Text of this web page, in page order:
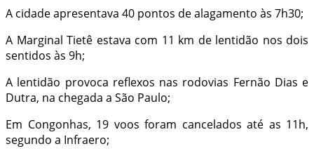
A cidade apresentava 40 pontos de alagamento às 7h30;
A Marginal Tietê estava com 11 km de lentidão nos dois
sentidos às 9h;
A lentidão provoca reflexos nas rodovias Fernão Dias e
Dutra, na chegada a São Paulo;
Em Congonhas, 19 voos foram cancelados até as 11h,
segundo a Infraero;